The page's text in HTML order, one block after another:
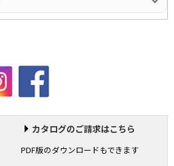
カタログのご請求はこちら
PDF版のダウンロードもできます